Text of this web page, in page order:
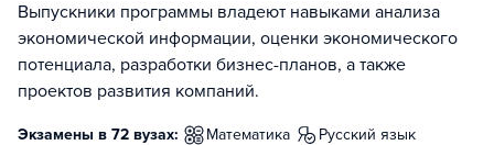
Выпускники программы владеют навыками анализа
экономической информации, оценки экономического
потенциала, разработки бизнес-планов, а также
проектов развития компаний.
Экзамены в 72 вузах: математика
русский язык